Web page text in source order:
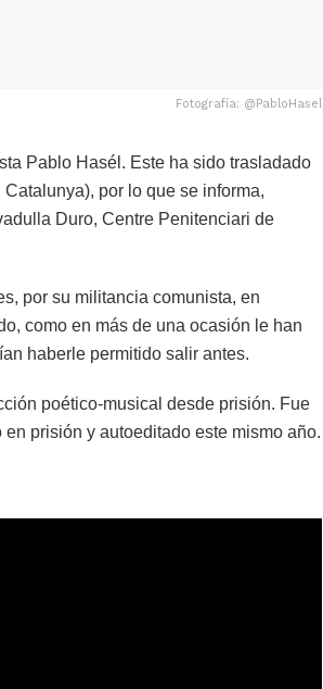
Fotografía: @PabloHasel
Pablo Hasél. Este ha sido trasladado
por lo que se informa,
Duro, Centre Penitenciari de
por su militancia comunista, en
como en más de una ocasión le han
haberle permitido salir antes.
poético-musical desde prisión. Fue
prisión y autoeditado este mismo año.